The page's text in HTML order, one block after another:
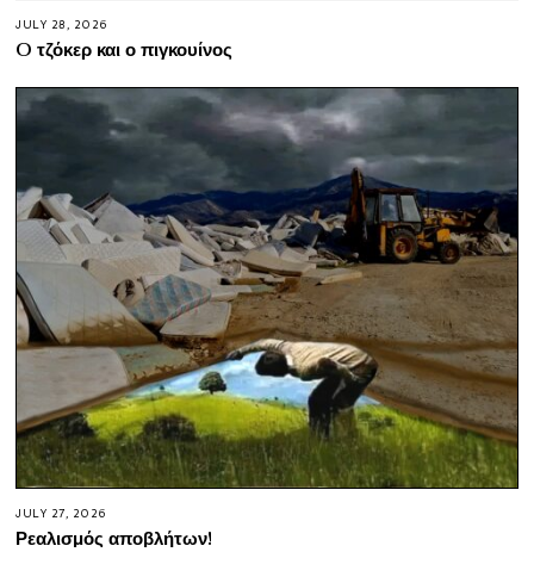
JULY 28, 2026
O τζόκερ και ο πιγκουίνος
JULY 27, 2026
Ρεαλισμός αποβλήτων!